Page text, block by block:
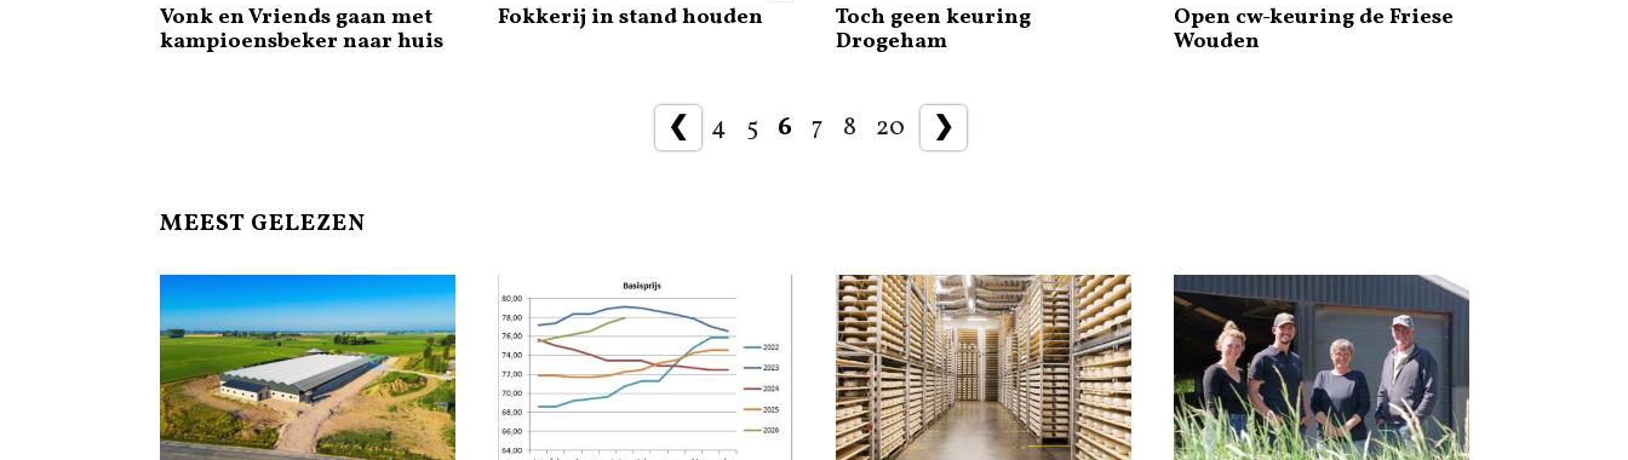
Vonk en Vriends gaan met
kampioensbeker naar huis
Fokkerij in stand houden
Toch geen keuring
Drogeham
Open cw-keuring de Friese
Wouden
❮ 4 5 6 7 8 20 ❯
MEEST GELEZEN